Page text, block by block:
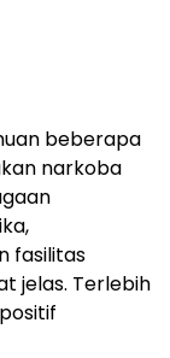
beberapa
narkoba
fasilitas
jelas. Terlebih